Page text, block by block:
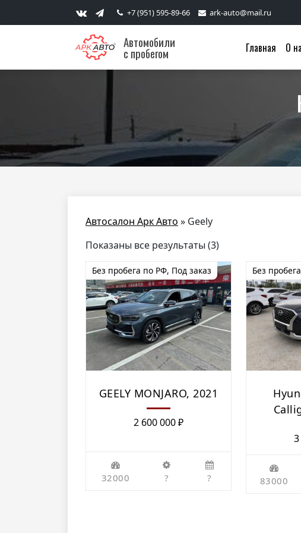
+7 (951) 595-89-66 ark-auto@mail.ru
Автомобили
с пробегом Главная О
Автосалон Арк Авто » Geely
Показаны все результаты (3)
Без пробега по РФ, Под заказ
GEELY MONJARO, 2021
2 600 000₽
32000 ? ?
Без
83000